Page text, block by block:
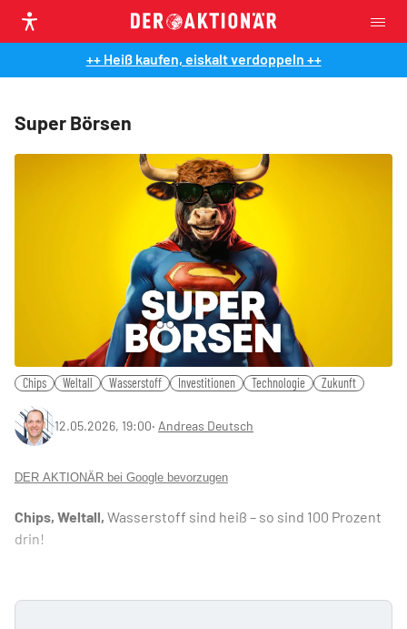
++ Heiß kaufen, eiskalt verdoppeln ++
Super Börsen
Chips Weltall Wasserstoff Investitionen Technologie Zukunft
12.05.2026, 19:00‧ Andreas Deutsch
DER AKTIONÄR bei Google bevorzugen
Chips, Weltall, Wasserstoff sind heiß – so sind 100 Prozent
drin!